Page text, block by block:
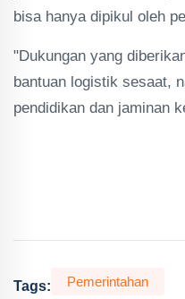
bisa hanya dipikul oleh
"Dukungan yang
bantuan logistik sesaat,
pendidikan dan jaminan
Tags: Pemerintahan